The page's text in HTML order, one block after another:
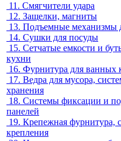
11. Смягчители удара
12. Защелки, магниты
13. Подъемные механизмы
14. Сушки для посуды
15. Сетчатые емкости и
кухни
16. Фурнитура для ванных
17. Ведра для мусора,
хранения
18. Системы фиксации и
панелей
19. Крепежная фурнитура,
крепления